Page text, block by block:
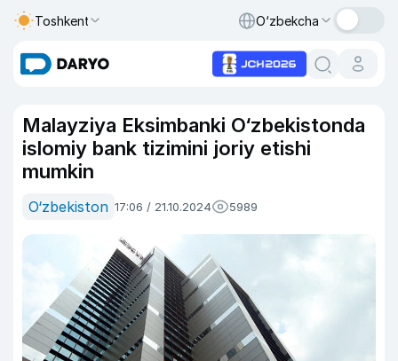
Toshkent O‘zbekcha
Malayziya Eksimbanki O‘zbekistonda
islomiy bank tizimini joriy etishi
mumkin
O‘zbekiston 17:06 / 21.10.2024 5989